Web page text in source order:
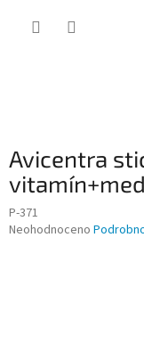
Avicentra
P-371
Průměrné
Neohodnoceno